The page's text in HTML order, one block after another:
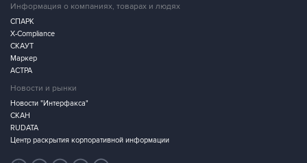
Информация о компаниях, товарах и людях
СПАРК
X-Compliance
СКАУТ
Маркер
АСТРА
Новости и рынки
Новости "Интерфакса"
СКАН
RUDATA
Центр раскрытия корпоративной информации